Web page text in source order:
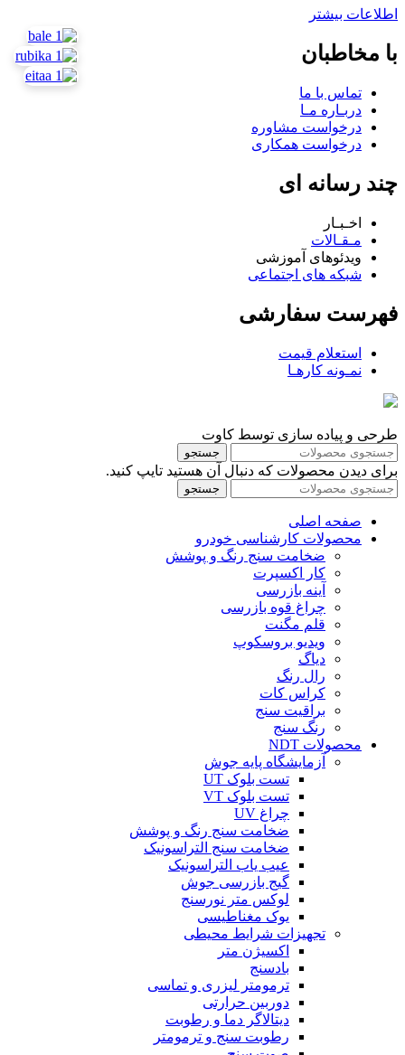
اطلاعات بیشتر
با مخاطبان
تماس با ما
دربـاره مـا
درخواست مشاوره
درخواست همکاری
چند رسانه ای
اخـبـار
مـقـالات
ویدئوهای آموزشی
شبکه های اجتماعی
فهرست سفارشی
استعلام قیمت
نمـونه کارهـا
طرحی و پیاده سازی توسط کاوت
جستجو
برای دیدن محصولات که دنبال آن هستید تایپ کنید.
جستجو
صفحه اصلی
محصولات کارشناسی خودرو
ضخامت سنج رنگ و پوشش
کار اکسپرت
آینه بازرسی
چراغ قوه بازرسی
قلم مگنت
ویدیو بروسکوپ
دیاگ
رال رنگ
کراس کات
براقیت سنج
رنگ سنج
محصولات NDT
آزمایشگاه پایه جوش
تست بلوک UT
تست بلوک VT
چراغ UV
ضخامت سنج رنگ و پوشش
ضخامت سنج التراسونیک
عیب یاب التراسونیک
گیج بازرسی جوش
لوکس متر نورسنج
یوک مغناطیسی
تجهیزات شرایط محیطی
اکسیژن متر
بادسنج
ترمومتر لیزری و تماسی
دوربین حرارتی
دیتالاگر دما و رطوبت
رطوبت سنج و ترمومتر